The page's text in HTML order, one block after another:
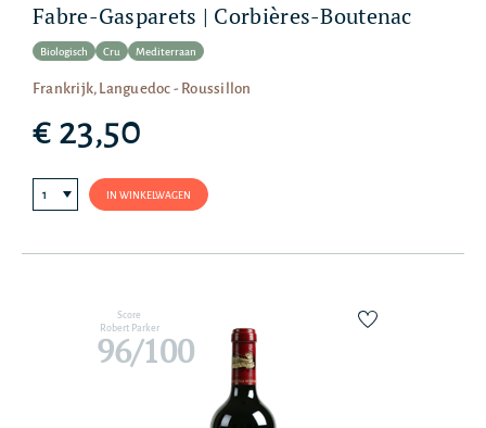
Fabre-Gasparets | Corbières-Boutenac
Biologisch Cru Mediterraan
Frankrijk, Languedoc - Roussillon
€ 23,50
IN WINKELWAGEN
Score
Robert Parker
96/100